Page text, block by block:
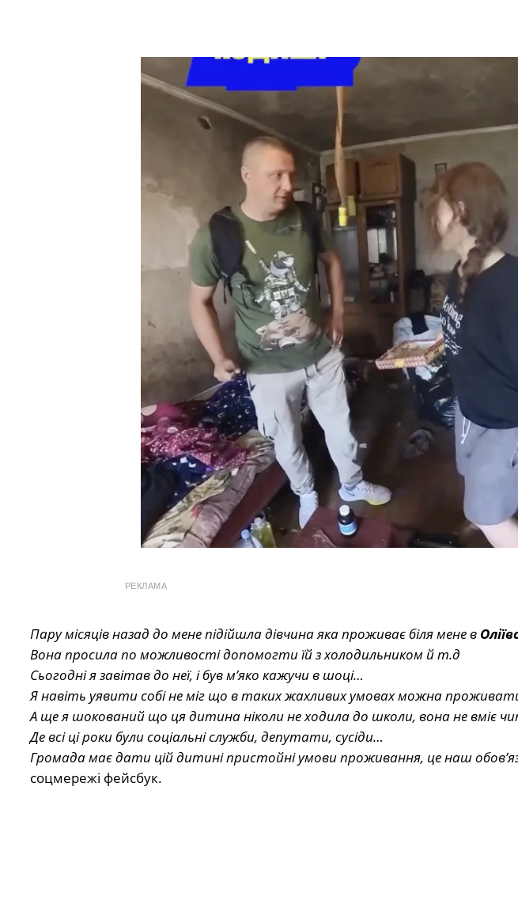
РЕКЛАМА
Пару місяців назад до мене підійшла дівчина яка проживає біля мене в
Вона просила по можливості допомогти їй з холодильником й т.д
Сьогодні я завітав до неї, і був мʼяко кажучи в шоці…
Я навіть уявити собі не міг що в таких жахливих умовах можна
А ще я шокований що ця дитина ніколи не ходила до школи, вона не вміє
Де всі ці роки були соціальні служби, депутати, сусіди…
Громада має дати цій дитині пристойні умови проживання, це наш
соцмережі фейсбук.